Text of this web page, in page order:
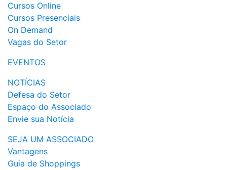
Cursos Online
Cursos Presenciais
On Demand
Vagas do Setor
EVENTOS
NOTÍCIAS
Defesa do Setor
Espaço do Associado
Envie sua Notícia
SEJA UM ASSOCIADO
Vantagens
Guia de Shoppings